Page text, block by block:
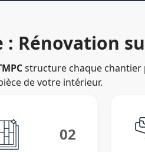
: Rénovation
structure chaque chantier
de votre intérieur.
02